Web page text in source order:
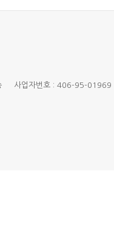
사업자번호 : 406-95-